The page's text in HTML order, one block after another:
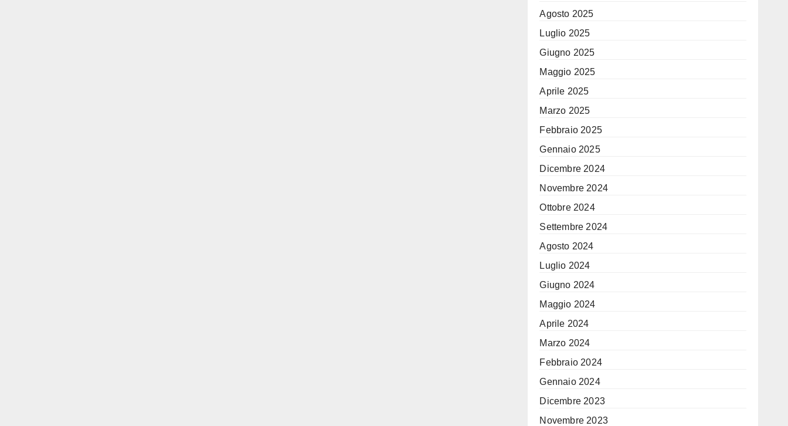
Agosto 2025
Luglio 2025
Giugno 2025
Maggio 2025
Aprile 2025
Marzo 2025
Febbraio 2025
Gennaio 2025
Dicembre 2024
Novembre 2024
Ottobre 2024
Settembre 2024
Agosto 2024
Luglio 2024
Giugno 2024
Maggio 2024
Aprile 2024
Marzo 2024
Febbraio 2024
Gennaio 2024
Dicembre 2023
Novembre 2023